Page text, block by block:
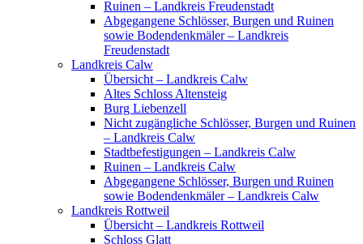
Ruinen – Landkreis Freudenstadt
Abgegangene Schlösser, Burgen und Ruinen
sowie Bodendenkmäler – Landkreis
Freudenstadt
Landkreis Calw
Übersicht – Landkreis Calw
Altes Schloss Altensteig
Burg Liebenzell
Nicht zugängliche Schlösser, Burgen und Ruinen
– Landkreis Calw
Stadtbefestigungen – Landkreis Calw
Ruinen – Landkreis Calw
Abgegangene Schlösser, Burgen und Ruinen
sowie Bodendenkmäler – Landkreis Calw
Landkreis Rottweil
Übersicht – Landkreis Rottweil
Schloss Glatt